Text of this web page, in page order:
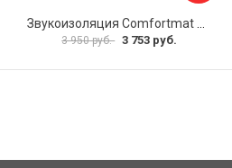
3 950 руб. 3 753 руб.